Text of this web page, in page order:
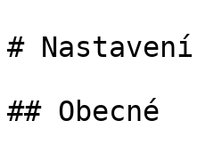
#
## Obecné